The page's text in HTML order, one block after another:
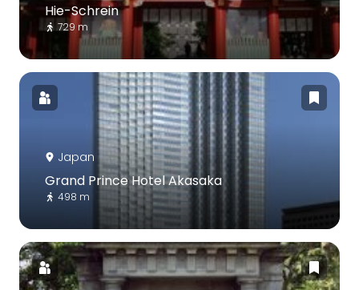
Hie-Schrein
729 m
Japan
Grand Prince Hotel Akasaka
498 m